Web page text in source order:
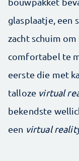
glasplaatje, een
zacht schuim
comfortabel te
eerste die met
talloze virtual
bekendste
een virtual